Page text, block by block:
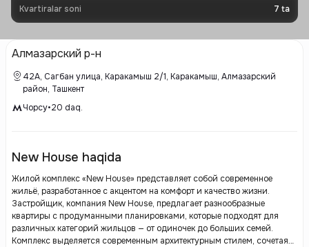
Kvartiralar soni 7 ta
Алмазарский р-н
42A, Сагбан улица, Каракамыш 2/1, Каракамыш, Алмазарский
район, Ташкент
Чорсу•20 daq.
New House haqida
Жилой комплекс «New House» представляет собой современное
жильё, разработанное с акцентом на комфорт и качество жизни.
Застройщик, компания New House, предлагает разнообразные
квартиры с продуманными планировками, которые подходят для
различных категорий жильцов — от одиночек до больших семей.
Комплекс выделяется современным архитектурным стилем, сочетая